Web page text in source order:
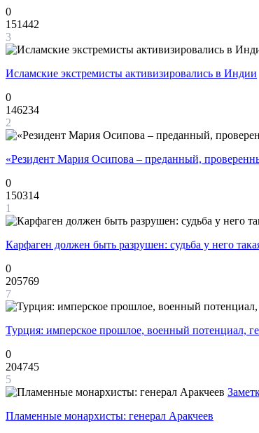
0
151442
3
Исламские экстремисты активизировались в Индии
0
146234
2
«Резидент Мария Осипова – преданный,
0
150314
1
Карфаген должен быть разрушен: судьба у него
0
205769
7
Турция: имперское прошлое, военный потенциал,
0
204745
5
Пламенные монархисты: генерал Аракчеев